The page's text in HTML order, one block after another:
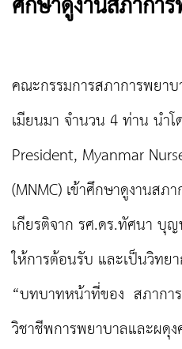
คณะกรรมการสภาการพยา
เมียนมา จำนวน 4 ท่าน นำโ
President, Myanmar
(MNMC)เข้าศึกษาดูงานสภ
เกียรติจาก รศ.ดร.ทัศนา บุ
ให้การต้อนรับ และเป็นวิทย
“บทบาทหน้าที่ของ สภากา
วิชาชีพการพยาบาลและผดุ